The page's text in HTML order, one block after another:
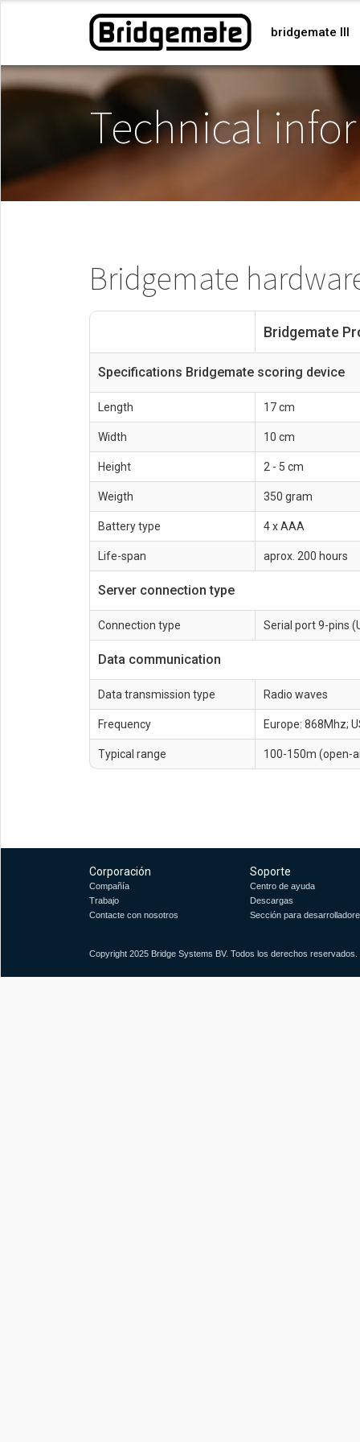
bridgemate III
Technical
Bridgemate
Bridgemate
Specifications Bridgemate scoring device
Length 17 cm
Width 10 cm
Height 2 - 5 cm
Weigth 350 gram
Battery type 4 x AAA
Life-span aprox. 200 hours
Server connection type
Connection type Serial port 9-pins
Data communication
Data transmission type Radio waves
Frequency Europe: 868Mhz;
Typical range 100-150m (open-
Corporación
Compañía
Trabajo
Contacte con nosotros
Soporte
Centro de ayuda
Descargas
Sección para
Copyright 2025 Bridge Systems BV. Todos los derechos reservados.